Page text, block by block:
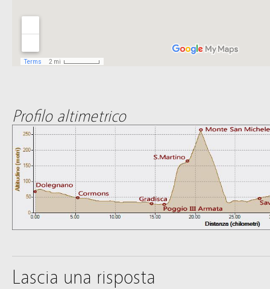
Profilo altimetrico
Lascia una risposta